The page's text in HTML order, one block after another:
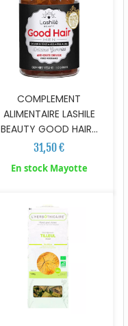
COMPLEMENT
ALIMENTAIRE LASHILE
BEAUTY GOOD HAIR...
31,50 €
En stock Mayotte